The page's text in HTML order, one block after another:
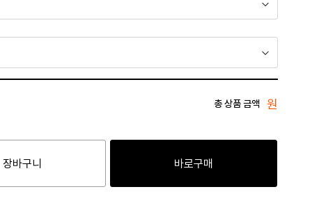
총 상품 금액 원
장바구니 바로구매